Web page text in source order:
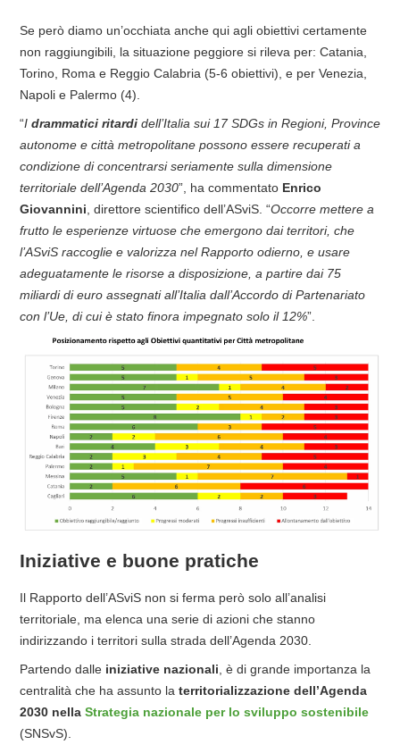
Se però diamo un’occhiata anche qui agli obiettivi certamente
non raggiungibili, la situazione peggiore si rileva per: Catania,
Torino, Roma e Reggio Calabria (5-6 obiettivi), e per Venezia,
Napoli e Palermo (4).
“I drammatici ritardi dell’Italia sui 17 SDGs in Regioni, Province
autonome e città metropolitane possono essere recuperati a
condizione di concentrarsi seriamente sulla dimensione
territoriale dell’Agenda 2030”, ha commentato Enrico
Giovannini , direttore scientifico dell’ASviS. “Occorre mettere a
frutto le esperienze virtuose che emergono dai territori, che
l’ASviS raccoglie e valorizza nel Rapporto odierno, e usare
adeguatamente le risorse a disposizione, a partire dai 75
miliardi di euro assegnati all’Italia dall’Accordo di Partenariato
con l’Ue, di cui è stato finora impegnato solo il 12%”.
Iniziative e buone pratiche
Il Rapporto dell’ASviS non si ferma però solo all’analisi
territoriale, ma elenca una serie di azioni che stanno
indirizzando i territori sulla strada dell’Agenda 2030.
Partendo dalle iniziative nazionali , è di grande importanza la
centralità che ha assunto la territorializzazione dell’Agenda
2030 nella Strategia nazionale per lo sviluppo sostenibile
(SNSvS).